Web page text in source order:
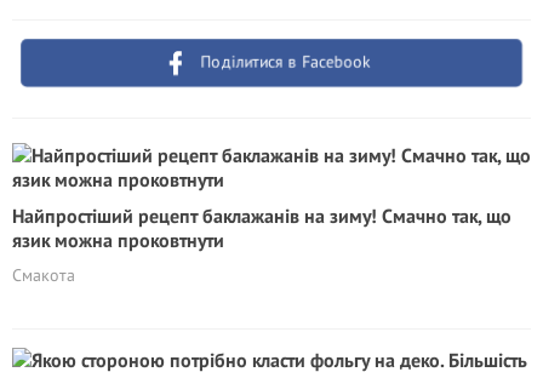
Поділитися в Facebook
Найпростіший рецепт баклажанів на зиму! Смачно так, що
язик можна проковтнути
Смакота